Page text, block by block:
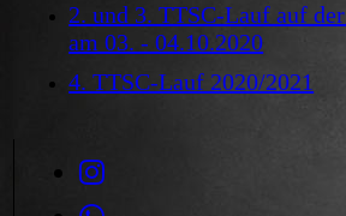
2. und 3. TTSC-Lauf auf
am 03. - 04.10.2020
4. TTSC-Lauf 2020/2021